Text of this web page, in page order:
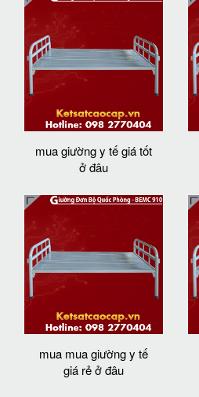
mua giường y tế giá tốt
ở đâu
mua mua giường y tế
giá rẻ ở đâu